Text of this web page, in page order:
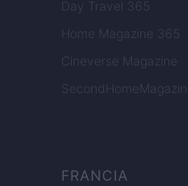
Day Travel 365
Home Magazine 365
Cineverse Magazine
SecondHomeMagazine
FRANCIA